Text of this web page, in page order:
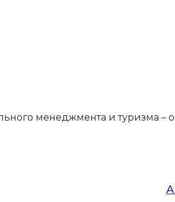
менеджмента и туризма –